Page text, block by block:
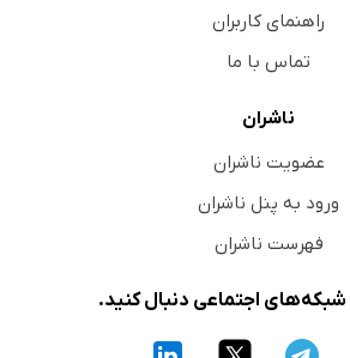
راهنمای کاربران
تماس با ما
ناشران
عضویت ناشران
ورود به پنل ناشران
فهرست ناشران
شبکه‌های اجتماعی دنبال کنید.